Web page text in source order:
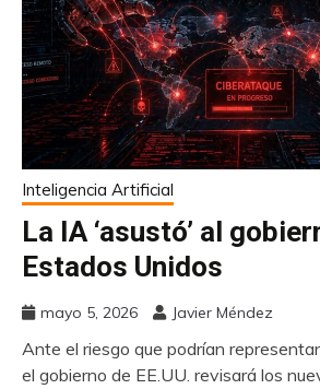
Inteligencia Artificial
La IA ‘asustó’ al
Estados Unidos
mayo 5, 2026 Javier Méndez
Ante el riesgo que podrían
el gobierno de EE.UU. revisará los